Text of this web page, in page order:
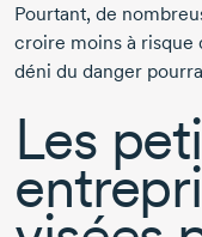
Pourtant, de
croire moins à risque
déni du danger
Les